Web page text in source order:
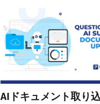
AIドキュメント取り